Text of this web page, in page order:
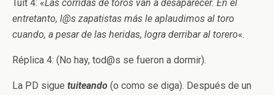
Tuit 4: «Las corridas de toros van a desaparecer. En el
entretanto, l@s zapatistas más le aplaudimos al toro
cuando, a pesar de las heridas, logra derribar al torero«.
Réplica 4: (No hay, tod@s se fueron a dormir).
La PD sigue tuiteando (o como se diga). Después de un